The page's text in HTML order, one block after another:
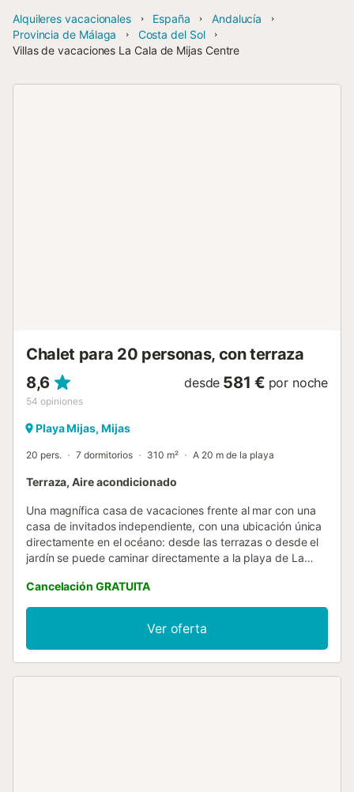
Alquileres vacacionales España
Andalucía
Provincia de Málaga
Costa del Sol
Villas de vacaciones La Cala de Mijas Centre
Chalet para 20 personas, con terraza
8,6
54 opiniones
desde 581 € por noche
Playa Mijas, Mijas
20 pers. 7 dormitorios 310 m² A 20 m de la playa
Terraza, Aire acondicionado
Una magnífica casa de vacaciones frente al mar con una
casa de invitados independiente, con una ubicación única
directamente en el océano: desde las terrazas o desde el
jardín se puede caminar directamente a la playa de La
la casa principal por una pequeña calle. El jardín vallado es
completamente privado, un paraíso tropical con
plataneros, hibiscos y parras. El patio ofrece sombra y
protección contra el viento: incluso en invierno suele hacer
un calor agradable. La sala de invierno es una sala de
Cancelación GRATUITA
Ver oferta